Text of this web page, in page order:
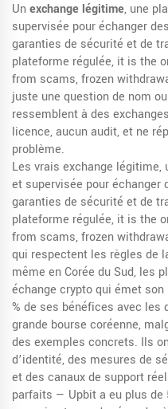
Unexchange légitime, une
supervisée pour échanger
garanties de sécurité et de
plateforme régulée, it is the
from scams, frozen
juste une question de nom
ressemblent à des
licence, aucun audit, et ne
problème.
Les vrais exchange légitime,
et supervisée pour échanger
garanties de sécurité et de
plateforme régulée, it is the
from scams, frozen
qui respectent les règles de
même en Corée du Sud, les
échange crypto qui émet
% de ses bénéfices avec les
grande bourse coréenne,
des exemples concrets. Ils
d’identité, des mesures de
et des canaux de support
parfaits — Upbit a eu plus